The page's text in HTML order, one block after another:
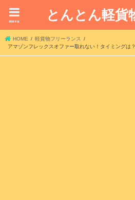
とんとん軽貨
menu
HOME
軽貨物フリーランス
アマゾンフレックスオファー取れない！タイミングは